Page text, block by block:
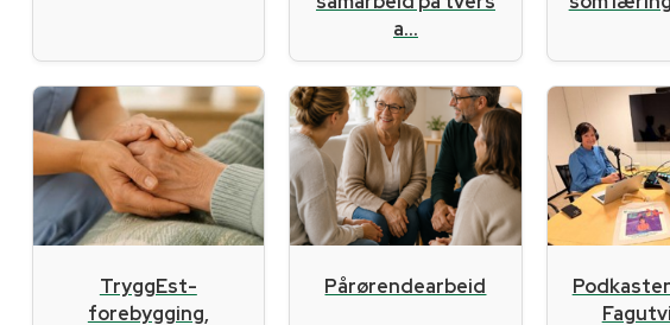
a...
TryggEst-
forebygging,
Pårørendearbeid